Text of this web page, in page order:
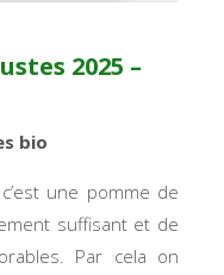
2025 –
bio
une pomme de
suffisant et de
Par cela on